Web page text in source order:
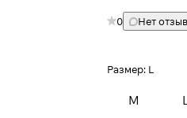
0 Нет
Размер: L
M L